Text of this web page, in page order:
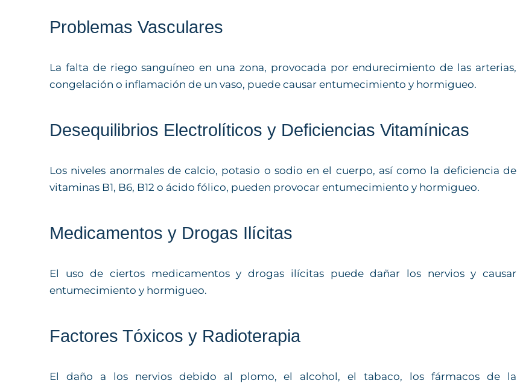
Problemas Vasculares
La falta de riego sanguíneo en una zona, provocada por endurecimiento de las arterias,
congelación o inflamación de un vaso, puede causar entumecimiento y hormigueo.
Desequilibrios Electrolíticos y Deficiencias Vitamínicas
Los niveles anormales de calcio, potasio o sodio en el cuerpo, así como la deficiencia de
vitaminas B1, B6, B12 o ácido fólico, pueden provocar entumecimiento y hormigueo.
Medicamentos y Drogas Ilícitas
El uso de ciertos medicamentos y drogas ilícitas puede dañar los nervios y causar
entumecimiento y hormigueo.
Factores Tóxicos y Radioterapia
El daño a los nervios debido al plomo, el alcohol, el tabaco, los fármacos de la